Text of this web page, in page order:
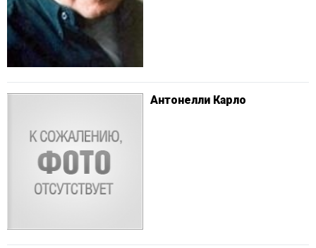
Антонелли Карло